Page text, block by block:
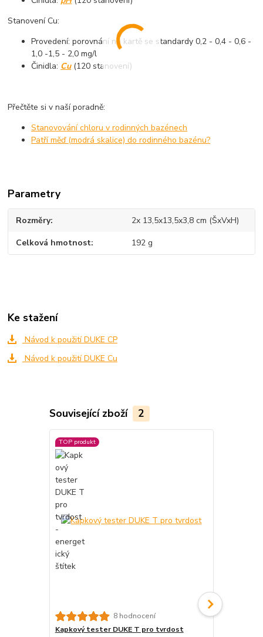
Stanovení Cu:
Provedení: porovnání na kartě se standardy 0,2 - 0,4 - 0,6 -
1,0 -1,5 - 2,0 mg/l
Činidla: Cu(120 stanovení)
Přečtěte si v naší poradně:
Stanovování chloru v rodinných bazénech
Patří měď (modrá skalice) do rodinného bazénu?
Parametry
Rozměry 2x 13,5x13,5x3,8 cm (ŠxVxH)
Celková hmotnost 192 g
Ke stažení
Návod k použití DUKE CP
Návod k použití DUKE Cu
Související zboží 2
TOP produkt
8 hodnocení
Kapkový tester DUKE T pro tvrdost